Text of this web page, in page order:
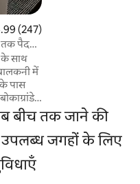
रेटिंग 5 में से 4.99, 247 समीक्षाएँ
(247)
तक पैदल
के साथ
में
पास
कुछ ही
सेल्फ़-चेक-
और
जगह से
बीच तक जाने की
उपलब्ध जगहों के लिए